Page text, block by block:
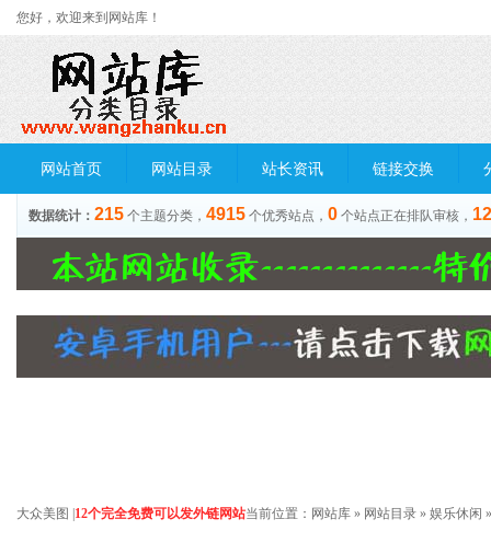
您好，欢迎来到网站库！
网站首页 网站目录 站长资讯 链接交换
数据统计： 215 个主题分类， 4915 个优秀站点， 0 个站点正在排队审核，
大众美图 12个完全免费可以发外链网站当前位置： 网站库 » 网站目录 » 娱乐休闲